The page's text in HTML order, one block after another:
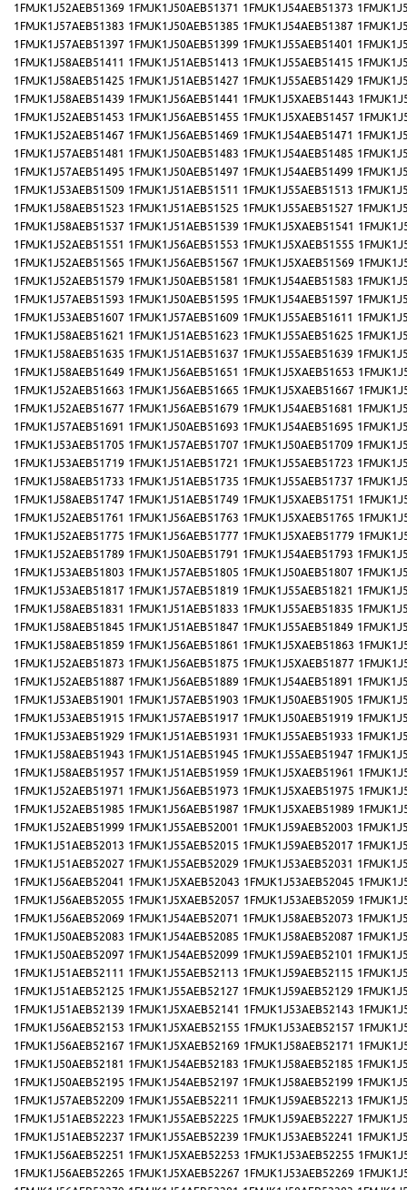
1FMJK1J52AEB51369 1FMJK1J50AEB51371 1FMJK1J54AEB51373
1FMJK1J57AEB51383 1FMJK1J50AEB51385 1FMJK1J54AEB51387
1FMJK1J57AEB51397 1FMJK1J50AEB51399 1FMJK1J55AEB51401
1FMJK1J58AEB51411 1FMJK1J51AEB51413 1FMJK1J55AEB51415
1FMJK1J58AEB51425 1FMJK1J51AEB51427 1FMJK1J55AEB51429
1FMJK1J58AEB51439 1FMJK1J56AEB51441 1FMJK1J5XAEB51443
1FMJK1J52AEB51453 1FMJK1J56AEB51455 1FMJK1J5XAEB51457
1FMJK1J52AEB51467 1FMJK1J56AEB51469 1FMJK1J54AEB51471
1FMJK1J57AEB51481 1FMJK1J50AEB51483 1FMJK1J54AEB51485
1FMJK1J57AEB51495 1FMJK1J50AEB51497 1FMJK1J54AEB51499
1FMJK1J53AEB51509 1FMJK1J51AEB51511 1FMJK1J55AEB51513
1FMJK1J58AEB51523 1FMJK1J51AEB51525 1FMJK1J55AEB51527
1FMJK1J58AEB51537 1FMJK1J51AEB51539 1FMJK1J5XAEB51541
1FMJK1J52AEB51551 1FMJK1J56AEB51553 1FMJK1J5XAEB51555
1FMJK1J52AEB51565 1FMJK1J56AEB51567 1FMJK1J5XAEB51569
1FMJK1J52AEB51579 1FMJK1J50AEB51581 1FMJK1J54AEB51583
1FMJK1J57AEB51593 1FMJK1J50AEB51595 1FMJK1J54AEB51597
1FMJK1J53AEB51607 1FMJK1J57AEB51609 1FMJK1J55AEB51611
1FMJK1J58AEB51621 1FMJK1J51AEB51623 1FMJK1J55AEB51625
1FMJK1J58AEB51635 1FMJK1J51AEB51637 1FMJK1J55AEB51639
1FMJK1J58AEB51649 1FMJK1J56AEB51651 1FMJK1J5XAEB51653
1FMJK1J52AEB51663 1FMJK1J56AEB51665 1FMJK1J5XAEB51667
1FMJK1J52AEB51677 1FMJK1J56AEB51679 1FMJK1J54AEB51681
1FMJK1J57AEB51691 1FMJK1J50AEB51693 1FMJK1J54AEB51695
1FMJK1J53AEB51705 1FMJK1J57AEB51707 1FMJK1J50AEB51709
1FMJK1J53AEB51719 1FMJK1J51AEB51721 1FMJK1J55AEB51723
1FMJK1J58AEB51733 1FMJK1J51AEB51735 1FMJK1J55AEB51737
1FMJK1J58AEB51747 1FMJK1J51AEB51749 1FMJK1J5XAEB51751
1FMJK1J52AEB51761 1FMJK1J56AEB51763 1FMJK1J5XAEB51765
1FMJK1J52AEB51775 1FMJK1J56AEB51777 1FMJK1J5XAEB51779
1FMJK1J52AEB51789 1FMJK1J50AEB51791 1FMJK1J54AEB51793
1FMJK1J53AEB51803 1FMJK1J57AEB51805 1FMJK1J50AEB51807
1FMJK1J53AEB51817 1FMJK1J57AEB51819 1FMJK1J55AEB51821
1FMJK1J58AEB51831 1FMJK1J51AEB51833 1FMJK1J55AEB51835
1FMJK1J58AEB51845 1FMJK1J51AEB51847 1FMJK1J55AEB51849
1FMJK1J58AEB51859 1FMJK1J56AEB51861 1FMJK1J5XAEB51863
1FMJK1J52AEB51873 1FMJK1J56AEB51875 1FMJK1J5XAEB51877
1FMJK1J52AEB51887 1FMJK1J56AEB51889 1FMJK1J54AEB51891
1FMJK1J53AEB51901 1FMJK1J57AEB51903 1FMJK1J50AEB51905
1FMJK1J53AEB51915 1FMJK1J57AEB51917 1FMJK1J50AEB51919
1FMJK1J53AEB51929 1FMJK1J51AEB51931 1FMJK1J55AEB51933
1FMJK1J58AEB51943 1FMJK1J51AEB51945 1FMJK1J55AEB51947
1FMJK1J58AEB51957 1FMJK1J51AEB51959 1FMJK1J5XAEB51961
1FMJK1J52AEB51971 1FMJK1J56AEB51973 1FMJK1J5XAEB51975
1FMJK1J52AEB51985 1FMJK1J56AEB51987 1FMJK1J5XAEB51989
1FMJK1J52AEB51999 1FMJK1J55AEB52001 1FMJK1J59AEB52003
1FMJK1J51AEB52013 1FMJK1J55AEB52015 1FMJK1J59AEB52017
1FMJK1J51AEB52027 1FMJK1J55AEB52029 1FMJK1J53AEB52031
1FMJK1J56AEB52041 1FMJK1J5XAEB52043 1FMJK1J53AEB52045
1FMJK1J56AEB52055 1FMJK1J5XAEB52057 1FMJK1J53AEB52059
1FMJK1J56AEB52069 1FMJK1J54AEB52071 1FMJK1J58AEB52073
1FMJK1J50AEB52083 1FMJK1J54AEB52085 1FMJK1J58AEB52087
1FMJK1J50AEB52097 1FMJK1J54AEB52099 1FMJK1J59AEB52101
1FMJK1J51AEB52111 1FMJK1J55AEB52113 1FMJK1J59AEB52115
1FMJK1J51AEB52125 1FMJK1J55AEB52127 1FMJK1J59AEB52129
1FMJK1J51AEB52139 1FMJK1J5XAEB52141 1FMJK1J53AEB52143
1FMJK1J56AEB52153 1FMJK1J5XAEB52155 1FMJK1J53AEB52157
1FMJK1J56AEB52167 1FMJK1J5XAEB52169 1FMJK1J58AEB52171
1FMJK1J50AEB52181 1FMJK1J54AEB52183 1FMJK1J58AEB52185
1FMJK1J50AEB52195 1FMJK1J54AEB52197 1FMJK1J58AEB52199
1FMJK1J57AEB52209 1FMJK1J55AEB52211 1FMJK1J59AEB52213
1FMJK1J51AEB52223 1FMJK1J55AEB52225 1FMJK1J59AEB52227
1FMJK1J51AEB52237 1FMJK1J55AEB52239 1FMJK1J53AEB52241
1FMJK1J56AEB52251 1FMJK1J5XAEB52253 1FMJK1J53AEB52255
1FMJK1J56AEB52265 1FMJK1J5XAEB52267 1FMJK1J53AEB52269